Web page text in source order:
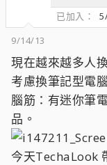
已加入
9/14/13
現在越來越多人
考慮換筆記型電
腦筋：有迷你筆
品。
今天TechaLook